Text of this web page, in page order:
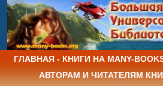
ГЛАВНАЯ - КНИГИ НА MANY-
АВТОРАМ И ЧИТАТЕЛЯМ